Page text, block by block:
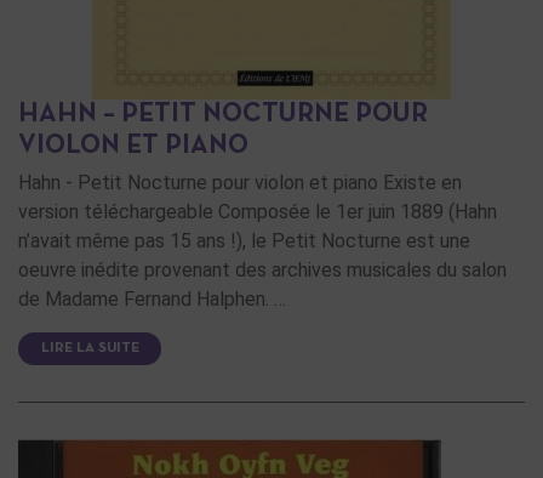
HAHN – PETIT NOCTURNE POUR
VIOLON ET PIANO
Hahn - Petit Nocturne pour violon et piano Existe en
version téléchargeable Composée le 1er juin 1889 (Hahn
n’avait même pas 15 ans !), le Petit Nocturne est une
oeuvre inédite provenant des archives musicales du salon
de Madame Fernand Halphen. …
LIRE LA SUITE